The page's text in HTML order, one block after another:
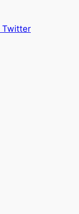
Twitter